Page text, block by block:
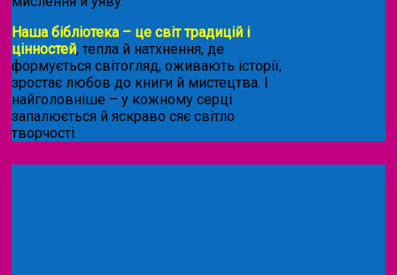
Наша бібліотека – це світ традицій і
цінностей, тепла й натхнення, де
формується світогляд, оживають історії,
зростає любов до книги й мистецтва. І
найголовніше – у кожному серці
запалюється й яскраво сяє світло
творчості.